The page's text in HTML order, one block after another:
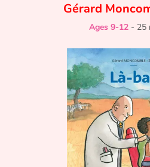
Tales and classics in french
Gérard
Ages 9-12 - 25